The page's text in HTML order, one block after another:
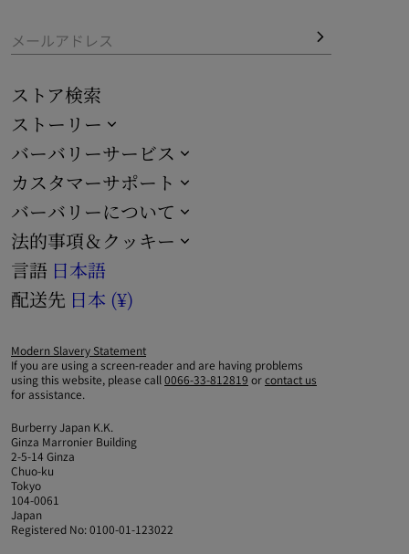
か。チェックアウト時にパーソナライゼーションおよび包
装オプションをご選択いただけます。
メールアドレス
ストア検索
ストーリー
バーバリーサービス
カスタマーサポート
バーバリーについて
法的事項＆クッキー
言語 日本語
配送先 日本 (¥)
Modern Slavery Statement
If you are using a screen-reader and are having problems
using this website, please call 0066-33-812819 orcontact us
for assistance.
Burberry Japan K.K.
Ginza Marronier Building
2-5-14 Ginza
Chuo-ku
Tokyo
104-0061
Japan
Registered No: 0100-01-123022